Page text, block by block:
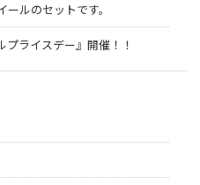
ルのセットです。
ライスデー』開催！！